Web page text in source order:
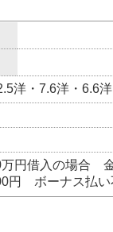
洋・7.6洋・
万円借入の場合
円 ボーナス払い